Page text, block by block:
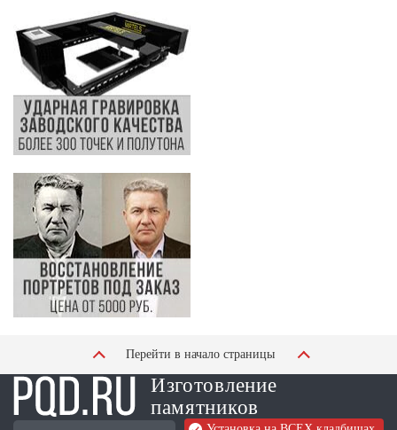
Перейти в начало страницы
Изготовление
памятников